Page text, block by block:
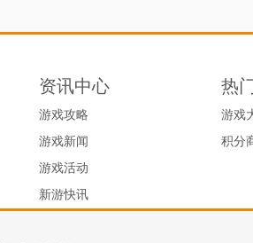
资讯中心
游戏攻略
游戏新闻
游戏活动
新游快讯
热
游戏
积分